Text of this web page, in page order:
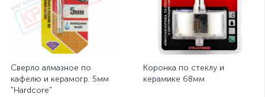
Сверло алмазное по
кафелю и керамогр. 5мм
"Hardcore"
Коронка по стеклу и
керамике 68мм